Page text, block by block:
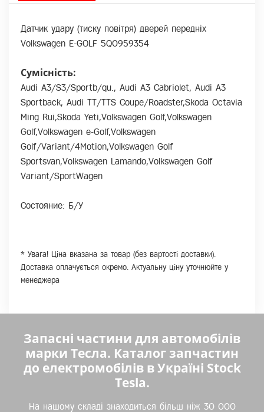
Датчик удару (тиску повітря) дверей передніх
Volkswagen E-GOLF 5Q0959354
Сумісність:
Audi A3/S3/Sportb/qu., Audi A3 Cabriolet, Audi A3
Sportback, Audi TT/TTS Coupe/Roadster,Skoda Octavia
Ming Rui,Skoda Yeti,Volkswagen Golf,Volkswagen
Golf,Volkswagen e-Golf,Volkswagen
Golf/Variant/4Motion,Volkswagen Golf
Sportsvan,Volkswagen Lamando,Volkswagen Golf
Variant/SportWagen
Состояние: Б/У
* Увага! Ціна вказана за товар (без вартості доставки).
Доставка оплачується окремо. Актуальну ціну уточнюйте у
менеджера
Запасні частини для автомобілів
марки Тесла. Каталог запчастин
до електромобілів в Україні Stock
Tesla.
На нашому складі знаходиться більш ніж 30 000